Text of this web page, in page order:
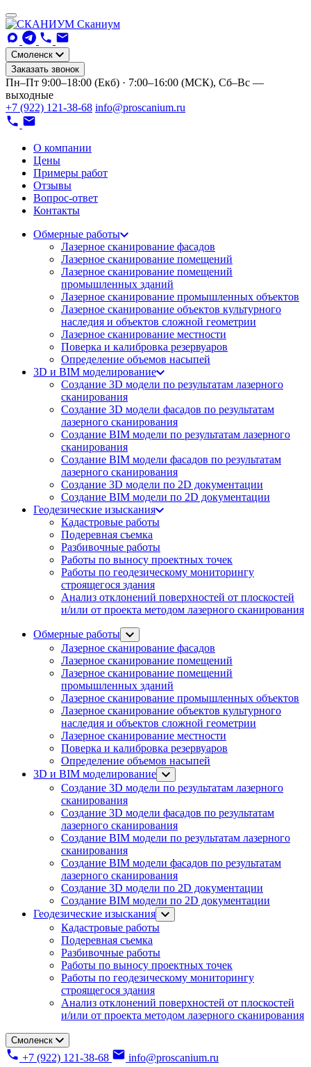
Сканиум
Смоленск
Заказать звонок
Пн–Пт 9:00–18:00 (Екб) · 7:00–16:00 (МСК), Сб–Вс —
выходные
+7 (922) 121-38-68 info@proscanium.ru
О компании
Цены
Примеры работ
Отзывы
Вопрос-ответ
Контакты
Обмерные работы
Лазерное сканирование фасадов
Лазерное сканирование помещений
Лазерное сканирование помещений
промышленных зданий
Лазерное сканирование промышленных объектов
Лазерное сканирование объектов культурного
наследия и объектов сложной геометрии
Лазерное сканирование местности
Поверка и калибровка резервуаров
Определение объемов насы​​пей
3D и BIM моделирование
Создание 3D модели по результатам лазерного
сканирования
Создание 3D модели фасадов по результатам
лазерного сканирования
Создание BIM модели по результатам лазерного
сканирования
Создание BIM модели фасадов по результатам
лазерного сканирования
Создание 3D модели по 2D документации
Создание BIM модели по 2D документации
Геодезические изыскания
Кадастровые работы
Подеревная съемка
Разбивочные работы
Работы по выносу проектных точек
Работы по геодезическому мониторингу
строящегося здания
Анализ отклонений поверхностей от плоскостей
и/или от проекта методом лазерного сканирования
Обмерные работы
Лазерное сканирование фасадов
Лазерное сканирование помещений
Лазерное сканирование помещений
промышленных зданий
Лазерное сканирование промышленных объектов
Лазерное сканирование объектов культурного
наследия и объектов сложной геометрии
Лазерное сканирование местности
Поверка и калибровка резервуаров
Определение объемов насы​​пей
3D и BIM моделирование
Создание 3D модели по результатам лазерного
сканирования
Создание 3D модели фасадов по результатам
лазерного сканирования
Создание BIM модели по результатам лазерного
сканирования
Создание BIM модели фасадов по результатам
лазерного сканирования
Создание 3D модели по 2D документации
Создание BIM модели по 2D документации
Геодезические изыскания
Кадастровые работы
Подеревная съемка
Разбивочные работы
Работы по выносу проектных точек
Работы по геодезическому мониторингу
строящегося здания
Анализ отклонений поверхностей от плоскостей
и/или от проекта методом лазерного сканирования
Смоленск
+7 (922) 121-38-68
info@proscanium.ru